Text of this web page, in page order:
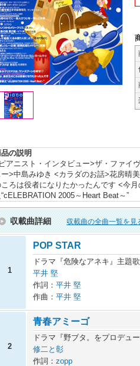
の説明
アニスト・インタビュー>ザ・ファイ
ー>中島みゆき <カラダのお話>花房晴
ろは役者になりたかったんです <今
“cELEBRATION 2005～Heart Beat～”
収載曲詳細 収載曲の全曲一覧を見
1
POP STAR
ドラマ『危険なアネキ』主題歌
平井 堅
作詞： 平井 堅
作曲： 平井 堅
2
青春アミーゴ
ドラマ『野ブタ。をプロデュ
修二と彰
作詞： zopp